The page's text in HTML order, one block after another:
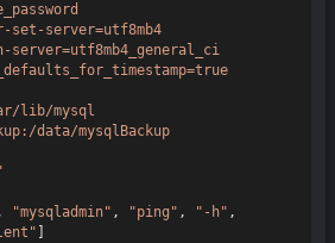
set-server=utf8mb4
lib/mysql
data/mysqlBackup
"mysqladmin" , "ping" , "-h"